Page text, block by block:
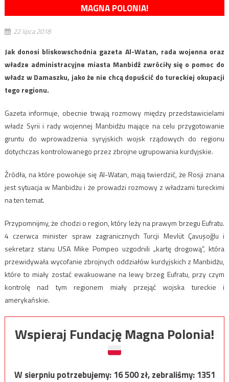
MAGNA POLONIA!
22 lipca 2018
Jak donosi bliskowschodnia gazeta Al-Watan, rada wojenna oraz
władze administracyjne miasta Manbidź zwróciły się o pomoc do
władz w Damaszku, jako że nie chcą dopuścić do tureckiej okupacji
tego regionu.
Gazeta informuje, obecnie trwają rozmowy między przedstawicielami
władz Syrii i rady wojennej Manbidżu mające na celu przygotowanie
gruntu do wprowadzenia syryjskich wojsk rządowych do regionu
dotychczas kontrolowanego przez zbrojne ugrupowania kurdyjskie.
Źródła, na które powołuje się Al-Watan, mają twierdzić, że Rosji znana
jest sytuacja w Manbidżu i że prowadzi rozmowy z władzami tureckimi
na ten temat.
Przypomnijmy, że chodzi o region, który leży na prawym brzegu Eufratu.
4 czerwca minister spraw zagranicznych Turcji Mevlüt Çavuşoğlu i
sekretarz stanu USA Mike Pompeo uzgodnili „kartę drogową”, która
przewidywała wycofanie zbrojnych oddziałów kurdyjskich z Manbidżu,
które to miały zostać ewakuowane na lewy brzeg Eufratu, przy czym
kontrolę nad tym regionem miały przejąć wojska tureckie i
amerykańskie.
Wspieraj Fundację Magna Polonia!
W sierpniu potrzebujemy:16 500zł, zebraliśmy:1351